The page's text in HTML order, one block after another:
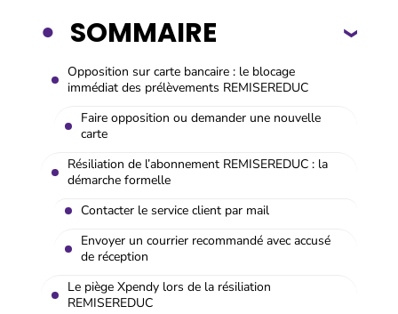
SOMMAIRE
Opposition sur carte bancaire : le blocage
immédiat des prélèvements REMISEREDUC
Faire opposition ou demander une nouvelle
carte
Résiliation de l’abonnement REMISEREDUC : la
démarche formelle
Contacter le service client par mail
Envoyer un courrier recommandé avec accusé
de réception
Le piège Xpendy lors de la résiliation
REMISEREDUC